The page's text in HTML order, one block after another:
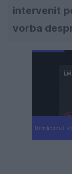
intervenit
vorba
Următorul